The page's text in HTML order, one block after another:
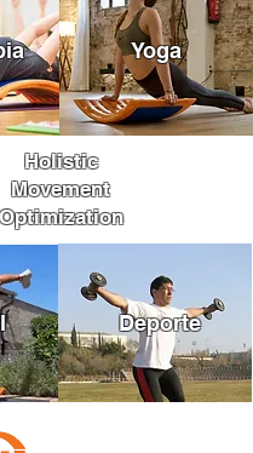
Yoga
Holistic
Movement
Deporte